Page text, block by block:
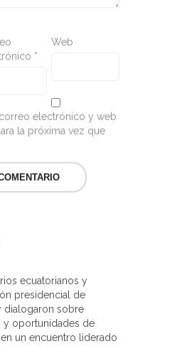
*
Web
electrónico y web
la próxima vez que
ecuatorianos y
presidencial de
dialogaron sobre
y oportunidades de
un encuentro liderado